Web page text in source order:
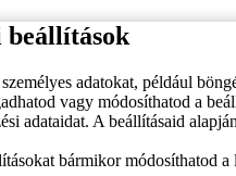
beállítások
adatokat, például
vagy módosíthatod a
adataidat. A beállításaid
bármikor módosíthatod